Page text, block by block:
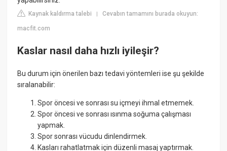
Kaynak kaldırma talebi |Cevabın tamamını burada okuyun:
macfit.com
Kaslar nasıl daha hızlı iyileşir?
Bu durum için önerilen bazı tedavi yöntemleri ise şu şekilde
sıralanabilir:
Spor öncesi ve sonrası su içmeyi ihmal etmemek.
Spor öncesi ve sonrası ısınma soğuma çalışması
yapmak.
Spor sonrası vücudu dinlendirmek.
Kasları rahatlatmak için düzenli masaj yaptırmak.